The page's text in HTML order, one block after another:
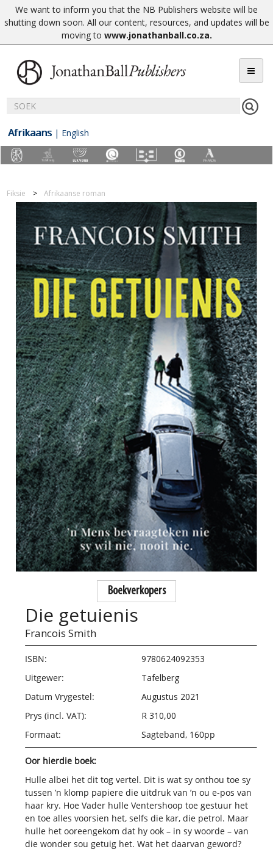
We want to inform you that the NB Publishers website will be
shutting down soon. All our content, resources, and updates will be
moving to www.jonathanball.co.za.
Afrikaans | English
Fiksie Afrikaanse roman
Boekverkopers
Die getuienis
Francois Smith
ISBN:
9780624092353
Uitgewer:
Tafelberg
Datum Vrygestel:
Augustus 2021
Prys (incl. VAT):
R 310,00
Formaat:
Sagteband, 160pp
Oor hierdie boek:
Hulle albei het dit tog vertel. Dit is wat sy onthou toe sy
tussen ’n klomp papiere die uitdruk van ’n ou e-pos van
haar kry. Hoe Vader hulle Ventershoop toe gestuur het
en toe alles voorsien het, selfs die kar, die petrol. Maar
hulle het ooreengekom dat hy ook – in sy woorde – van
die wonder sou getuig het. Wat het daarvan geword?